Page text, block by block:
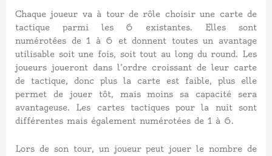
Chaque joueur va à tour de rôle choisir une carte de
tactique parmi les 6 existantes. Elles sont
numérotées de 1 à 6 et donnent toutes un avantage
utilisable soit une fois, soit tout au long du round. Les
joueurs joueront dans l’ordre croissant de leur carte
de tactique, donc plus la carte est faible, plus elle
permet de jouer tôt, mais moins sa capacité sera
avantageuse. Les cartes tactiques pour la nuit sont
différentes mais également numérotées de 1 à 6.
Lors de son tour, un joueur peut jouer le nombre de